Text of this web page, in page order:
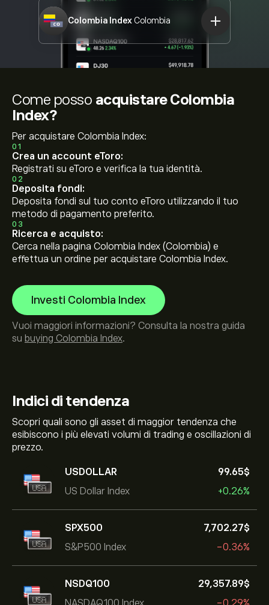
Colombia IndexColombia
Indici di tendenza
Scopri quali sono gli asset di maggior tendenza che
esibiscono i più elevati volumi di trading e oscillazioni di
prezzo.
USDOLLAR
US Dollar Index
99.65‎$‎
+0.26%
SPX500
S&P500 Index
7,702.27‎$‎
-0.36%
NSDQ100
29,357.89‎$‎
Come posso acquistare Colombia
Index?
Per acquistare Colombia Index:
01
Crea un account eToro:
Registrati su eToro e verifica la tua identità.
02
Deposita fondi:
Deposita fondi sul tuo conto eToro utilizzando il tuo
metodo di pagamento preferito.
03
Ricerca e acquisto:
Cerca nella pagina Colombia Index (Colombia) e
effettua un ordine per acquistare Colombia Index.
Investi Colombia Index
Vuoi maggiori informazioni? Consulta la nostra guida
su buying Colombia Index.